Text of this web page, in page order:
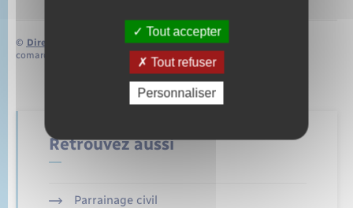
© Direction de l’information légale et administrative
comarquage developpé par
baseo.io
Retrouvez aussi
Parrainage civil
Tout accepter
Tout refuser
Personnaliser